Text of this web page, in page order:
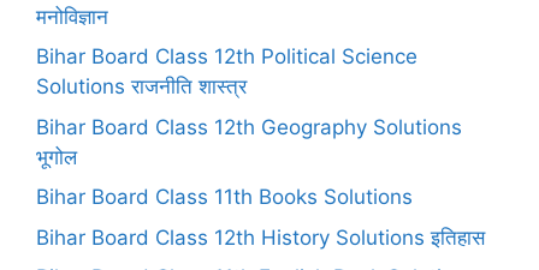
मनोविज्ञान
Bihar Board Class 12th Political Science
Solutions राजनीति शास्त्र
Bihar Board Class 12th Geography Solutions
भूगोल
Bihar Board Class 11th Books Solutions
Bihar Board Class 12th History Solutions इतिहास